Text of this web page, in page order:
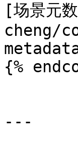
[场景
cheng/
{%
---